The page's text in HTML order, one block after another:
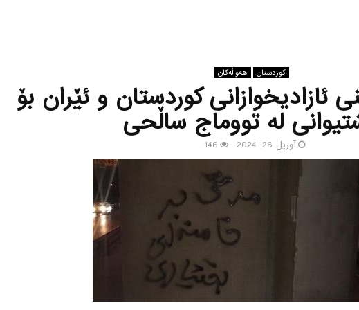
كوردستان هه‌واڵه‌کان
ئازادیخوازانی كوردستان و ئێران بۆ
له‌ تووماج ساڵحی
آوریل 26, 2024 146